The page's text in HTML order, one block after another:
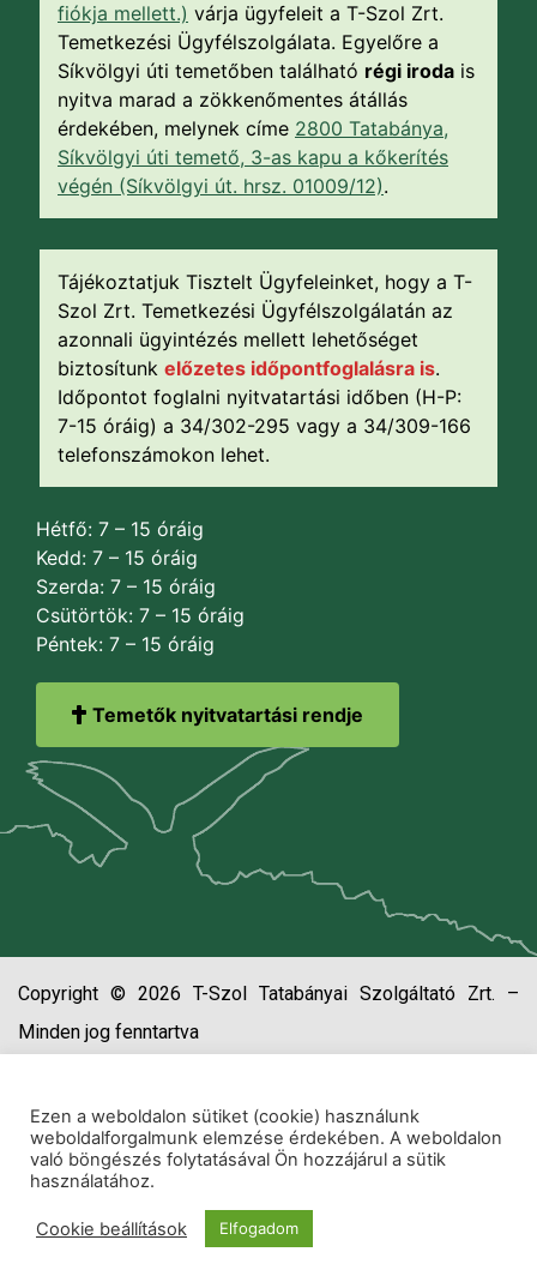
fiókja mellett.) várja ügyfeleit a T-Szol Zrt.
Temetkezési Ügyfélszolgálata. Egyelőre a
Síkvölgyi úti temetőben található régi iroda is
nyitva marad a zökkenőmentes átállás
érdekében, melynek címe 2800 Tatabánya,
Síkvölgyi úti temető, 3-as kapu a kőkerítés
végén (Síkvölgyi út. hrsz. 01009/12).
Tájékoztatjuk Tisztelt Ügyfeleinket, hogy a T-
Szol Zrt. Temetkezési Ügyfélszolgálatán az
azonnali ügyintézés mellett lehetőséget
biztosítunk előzetes időpontfoglalásra is.
Időpontot foglalni nyitvatartási időben (H-P:
7-15 óráig) a 34/302-295 vagy a 34/309-166
telefonszámokon lehet.
Hétfő: 7 – 15 óráig
Kedd: 7 – 15 óráig
Szerda: 7 – 15 óráig
Csütörtök: 7 – 15 óráig
Péntek: 7 – 15 óráig
Temetők nyitvatartási rendje
Copyright © 2026 T-Szol Tatabányai Szolgáltató Zrt. –
Minden jog fenntartva
Ezen a weboldalon sütiket (cookie) használunk
weboldalforgalmunk elemzése érdekében. A weboldalon
való böngészés folytatásával Ön hozzájárul a sütik
használatához.
Cookie beállítások Elfogadom